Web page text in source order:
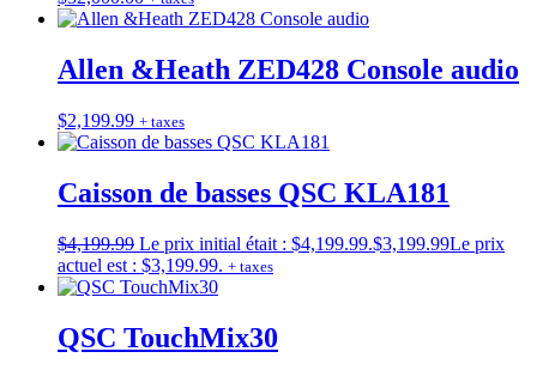
Allen &Heath ZED428 Console audio
$2,199.99 + taxes
Caisson de basses QSC KLA181
$4,199.99 Le prix initial était : $4,199.99.$3,199.99Le prix
actuel est : $3,199.99. + taxes
QSC TouchMix30